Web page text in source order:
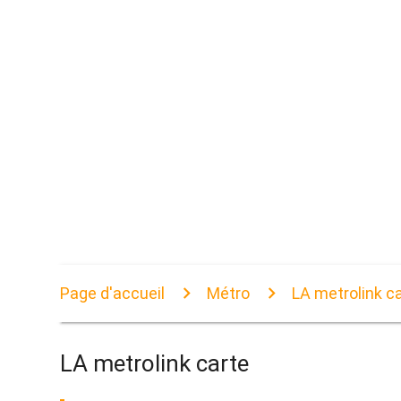
Page d'accueil Métro LA metrolink
LA metrolink carte